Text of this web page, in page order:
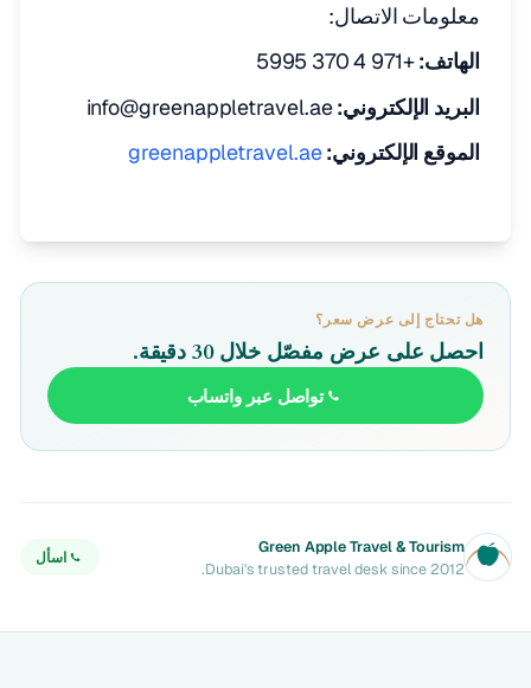
معلومات الاتصال:
الهاتف:+971 4 370 5995
البريد الإلكتروني:info@greenappletravel.ae
الموقع الإلكتروني:greenappletravel.ae
هل تحتاج إلى عرض سعر؟
احصل على عرض مفصّل خلال 30 دقيقة.
تواصل عبر واتساب
Green Apple Travel & Tourism
Dubai's trusted travel desk since 2012.
اسأل